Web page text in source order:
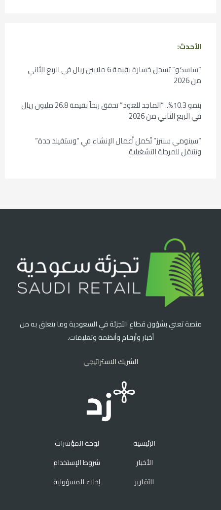
الأحدث:
“ساسكو” تسجل خسارة بقيمة 6 ملايين ريال في الربع الثاني
من 2026
بنمو 10.3%.. “الماجد للعود” تحقق ربحاً بقيمة 26.8 مليون ريال
في الربع الثاني من 2026
“سينومي سنترز” تُكمل أعمال الإنشاء في “وستفيلد جدة”
وتنتقل للمرحلة التشغيلية
منصة تعني بشؤون قطاع التجزئة في السعودية وما يتعلق به من
أخبار وأرقام وأنظمة وتعليمات.
الشريك الاستراتيجي
الرئيسية
الأخبار
التقارير
لوحة المؤشرات
شروط الإستخدام
إخلاء المسؤولية